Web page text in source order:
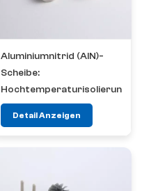
Aluminiumnitrid (AlN)-
Scheibe:
Hochtemperaturisolierung
und Wärmemanagement
Detail Anzeigen